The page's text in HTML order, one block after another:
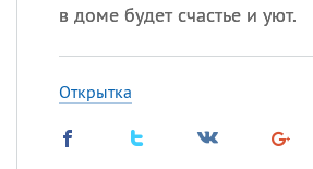
в доме будет счастье и уют.
Открытка